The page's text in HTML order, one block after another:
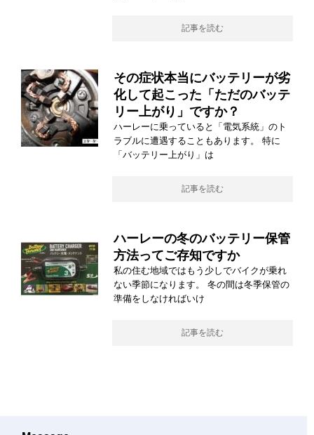
記事を読む
その症状本当にバッテリーが劣
化して起こった「ただのバッテ
リー上がり」ですか？
ハーレーに乗っていると「電気系統」のト
ラブルに遭遇することもあります。 特に
「バッテリー上がり」は
記事を読む
ハーレーの冬のバッテリー保管
方法ってご存知ですか
私の住む地域ではもう少しでバイクが乗れ
ない季節になります。 冬の間は冬季保管の
準備をしなければいけ
記事を読む